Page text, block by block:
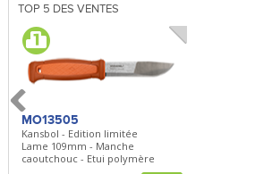
TOP 5 DES VENTES
MO13505
Kansbol - Edition limitée
Lame 109mm - Manche
caoutchouc - Etui polymère